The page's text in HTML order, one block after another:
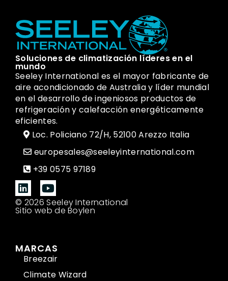
Soluciones de climatización líderes en el
mundo
Seeley International es el mayor fabricante de
aire acondicionado de Australia y líder mundial
en el desarrollo de ingeniosos productos de
refrigeración y calefacción energéticamente
eficientes.
Loc. Policiano 72/H, 52100 Arezzo Italia
europesales@seeleyinternational.com
+39 0575 97189
© 2026 Seeley International
Sitio web de Boylen
MARCAS
Breezair
Climate Wizard